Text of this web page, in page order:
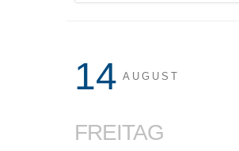
14 AUGUST
FREITAG